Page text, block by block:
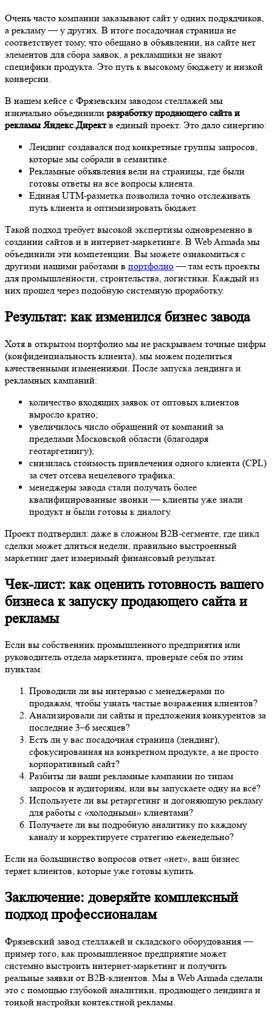
Очень часто компании заказывают сайт у одних подрядчиков,
а рекламу — у других. В итоге посадочная страница не
соответствует тому, что обещано в объявлении, на сайте нет
элементов для сбора заявок, а рекламщики не знают
специфики продукта. Это путь к высокому бюджету и низкой
конверсии.
В нашем кейсе с Фрязевским заводом стеллажей мы
изначально объединили разработку продающего сайта и
рекламы Яндекс.Директв единый проект. Это дало синергию:
Лендинг создавался под конкретные группы запросов,
которые мы собрали в семантике.
Рекламные объявления вели на страницы, где были
готовы ответы на все вопросы клиента.
Единая UTM-разметка позволила точно отслеживать
путь клиента и оптимизировать бюджет.
Такой подход требует высокой экспертизы одновременно в
создании сайтов и в интернет-маркетинге. В Web Armada мы
объединили эти компетенции. Вы можете ознакомиться с
другими нашими работами в портфолио— там есть проекты
для промышленности, строительства, логистики. Каждый из
них прошел через подобную системную проработку.
Результат: как изменился бизнес завода
Хотя в открытом портфолио мы не раскрываем точные цифры
(конфиденциальность клиента), мы можем поделиться
качественными изменениями. После запуска лендинга и
рекламных кампаний:
количество входящих заявок от оптовых клиентов
выросло кратно;
увеличилось число обращений от компаний за
пределами Московской области (благодаря
геотаргетингу);
снизилась стоимость привлечения одного клиента (CPL)
за счет отсева нецелевого трафика;
менеджеры завода стали получать более
квалифицированные звонки — клиенты уже знали
продукт и были готовы к диалогу.
Проект подтвердил: даже в сложном B2B-сегменте, где цикл
сделки может длиться недели, правильно выстроенный
маркетинг дает измеримый финансовый результат.
Чек-лист: как оценить готовность вашего
бизнеса к запуску продающего сайта и
рекламы
Если вы собственник промышленного предприятия или
руководитель отдела маркетинга, проверьте себя по этим
пунктам:
Проводили ли вы интервью с менеджерами по
продажам, чтобы узнать частые возражения клиентов?
Анализировали ли сайты и предложения конкурентов за
последние 3–6 месяцев?
Есть ли у вас посадочная страница (лендинг),
сфокусированная на конкретном продукте, а не просто
корпоративный сайт?
Разбиты ли ваши рекламные кампании по типам
запросов и аудиториям, или вы запускаете одну на всё?
Используете ли вы ретаргетинг и догоняющую рекламу
для работы с «холодными» клиентами?
Получаете ли вы подробную аналитику по каждому
каналу и корректируете стратегию еженедельно?
Если на большинство вопросов ответ «нет», ваш бизнес
теряет клиентов, которые уже готовы купить.
Заключение: доверяйте комплексный
подход профессионалам
Фрязевский завод стеллажей и складского оборудования —
пример того, как промышленное предприятие может
системно выстроить интернет-маркетинг и получить
реальные заявки от B2B-клиентов. Мы в Web Armada сделали
это с помощью глубокой аналитики, продающего лендинга и
тонкой настройки контекстной рекламы.